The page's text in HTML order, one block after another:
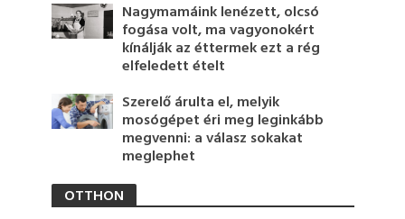
Nagymamáink lenézett, olcsó
fogása volt, ma vagyonokért
kínálják az éttermek ezt a rég
elfeledett ételt
Szerelő árulta el, melyik
mosógépet éri meg leginkább
megvenni: a válasz sokakat
meglephet
OTTHON